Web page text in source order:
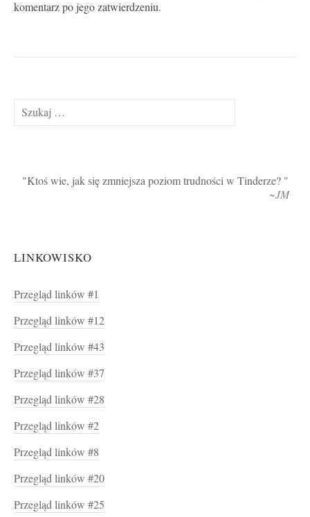
komentarz po jego zatwierdzeniu.
Szukaj:
Ktoś wie, jak się zmniejsza poziom trudności w Tinderze?
~JM
LINKOWISKO
Przegląd linków #1
Przegląd linków #12
Przegląd linków #43
Przegląd linków #37
Przegląd linków #28
Przegląd linków #2
Przegląd linków #8
Przegląd linków #20
Przegląd linków #25